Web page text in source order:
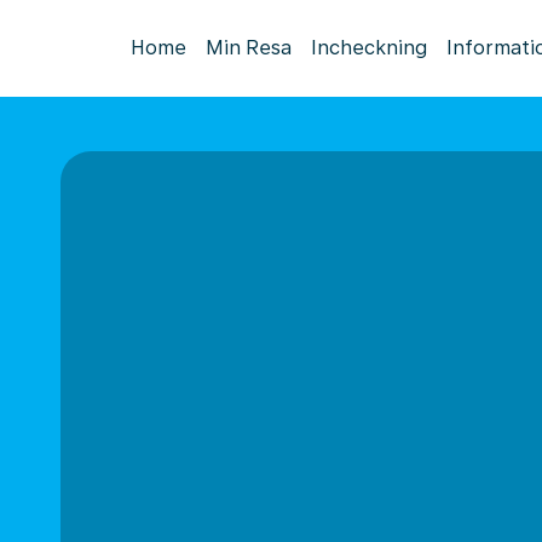
Home Min Resa Incheckning